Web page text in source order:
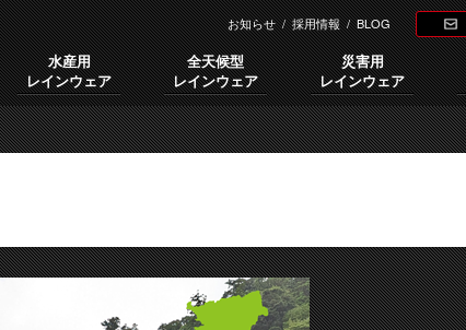
お知らせ/採用情報/BLOG
水産用
レインウェア
全天候型
レインウェア
災害用
レインウェア